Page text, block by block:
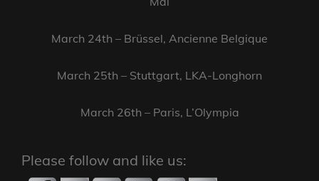
March 24th – Brüssel, Ancienne Belgique
March 25th – Stuttgart, LKA-Longhorn
March 26th – Paris, L’Olympia
Please follow and like us: